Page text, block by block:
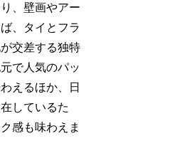
、壁画やアー
、タイとフラ
交差する独特
で人気のパッ
えるほか、日
しているた
感も味わえま